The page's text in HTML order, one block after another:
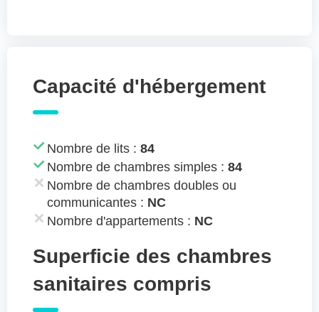
Capacité d'hébergement
Nombre de lits : 84
Nombre de chambres simples : 84
Nombre de chambres doubles ou
communicantes : NC
Nombre d'appartements : NC
Superficie des chambres
sanitaires compris